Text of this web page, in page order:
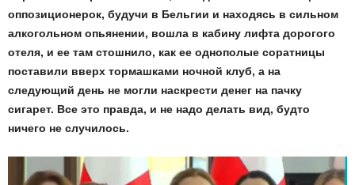
оппозиционерок, будучи в Бельгии и находясь в сильном
алкогольном опьянении, вошла в кабину лифта дорогого
отеля, и ее там стошнило, как ее однополые соратницы
поставили вверх тормашками ночной клуб, а на
следующий день не могли наскрести денег на пачку
сигарет. Все это правда, и не надо делать вид, будто
ничего не случилось.